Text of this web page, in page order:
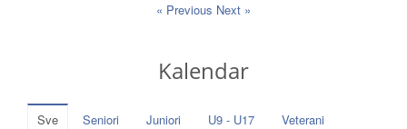
« Previous Next »
Kalendar
Sve Seniori Juniori U9 - U17
Veterani